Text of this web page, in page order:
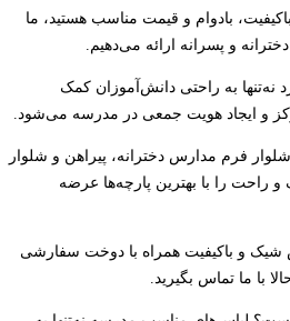
بادوام و قیمت مناسب هستید، ما
و پسرانه ارائه می‌دهیم.
نه‌تنها به راحتی دانش‌آموزان کمک
و ایجاد هویت جمعی در مدرسه می‌شود.
شلوار فرم مدارس دخترانه، پیراهن و شلوار
را با بهترین پارچه‌ها عرضه
شیک و باکیفیت همراه با دوخت سفارشی
با ما تماس بگیرید.